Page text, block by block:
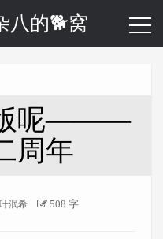
八的🐕窝
版呢———
周年
叶泯希 508 字